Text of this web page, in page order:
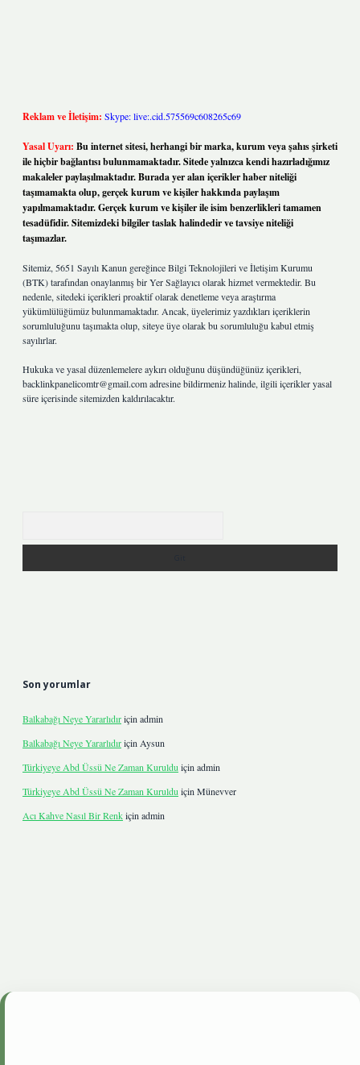
Reklam ve İletişim: Skype: live:.cid.575569c608265c69
Yasal Uyarı: Bu internet sitesi, herhangi bir marka, kurum veya şahıs şirketi
ile hiçbir bağlantısı bulunmamaktadır. Sitede yalnızca kendi hazırladığımız
makaleler paylaşılmaktadır. Burada yer alan içerikler haber niteliği
taşımamakta olup, gerçek kurum ve kişiler hakkında paylaşım
yapılmamaktadır. Gerçek kurum ve kişiler ile isim benzerlikleri tamamen
tesadüfidir. Sitemizdeki bilgiler taslak halindedir ve tavsiye niteliği
taşımazlar.
Sitemiz, 5651 Sayılı Kanun gereğince Bilgi Teknolojileri ve İletişim Kurumu
(BTK) tarafından onaylanmış bir Yer Sağlayıcı olarak hizmet vermektedir. Bu
nedenle, sitedeki içerikleri proaktif olarak denetleme veya araştırma
yükümlülüğümüz bulunmamaktadır. Ancak, üyelerimiz yazdıkları içeriklerin
sorumluluğunu taşımakta olup, siteye üye olarak bu sorumluluğu kabul etmiş
sayılırlar.
Hukuka ve yasal düzenlemelere aykırı olduğunu düşündüğünüz içerikleri,
backlinkpanelicomtr@gmail.comadresine bildirmeniz halinde, ilgili içerikler yasal
süre içerisinde sitemizden kaldırılacaktır.
Son yorumlar
Balkabağı Neye Yararlıdıriçin admin
Balkabağı Neye Yararlıdıriçin Aysun
Türkiyeye Abd Üssü Ne Zaman Kuruldu için admin
Türkiyeye Abd Üssü Ne Zaman Kuruldu için Münevver
Acı Kahve Nasıl Bir Renkiçin admin